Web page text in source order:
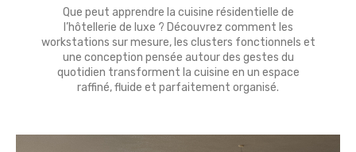
Que peut apprendre la cuisine résidentielle de
l’hôtellerie de luxe ? Découvrez comment les
workstations sur mesure, les clusters fonctionnels et
une conception pensée autour des gestes du
quotidien transforment la cuisine en un espace
raffiné, fluide et parfaitement organisé.